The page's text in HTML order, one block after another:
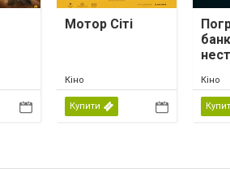
Мотор Сіті
Кіно
Купити
Кіно